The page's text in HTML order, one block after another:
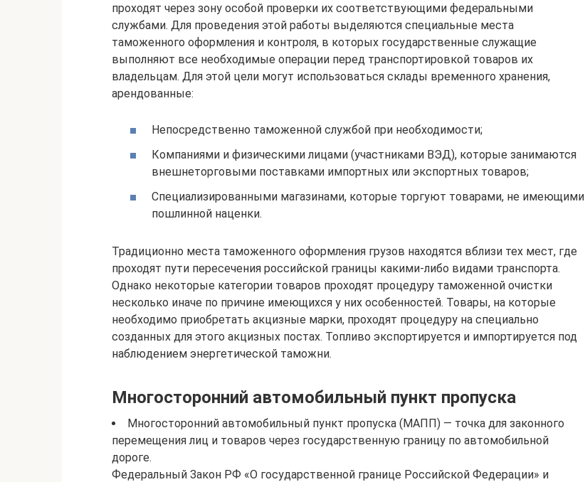
проходят через зону особой проверки их соответствующими федеральными
службами. Для проведения этой работы выделяются специальные места
таможенного оформления и контроля, в которых государственные служащие
выполняют все необходимые операции перед транспортировкой товаров их
владельцам. Для этой цели могут использоваться склады временного хранения,
арендованные:
Непосредственно таможенной службой при необходимости;
Компаниями и физическими лицами (участниками ВЭД), которые занимаются
внешнеторговыми поставками импортных или экспортных товаров;
Специализированными магазинами, которые торгуют товарами, не имеющими
пошлинной наценки.
Традиционно места таможенного оформления грузов находятся вблизи тех мест, где
проходят пути пересечения российской границы какими-либо видами транспорта.
Однако некоторые категории товаров проходят процедуру таможенной очистки
несколько иначе по причине имеющихся у них особенностей. Товары, на которые
необходимо приобретать акцизные марки, проходят процедуру на специально
созданных для этого акцизных постах. Топливо экспортируется и импортируется под
наблюдением энергетической таможни.
Многосторонний автомобильный пункт пропуска
Многосторонний автомобильный пункт пропуска (МАПП) — точка для законного
перемещения лиц и товаров через государственную границу по автомобильной
дороге.
Федеральный Закон РФ «О государственной границе Российской Федерации» и